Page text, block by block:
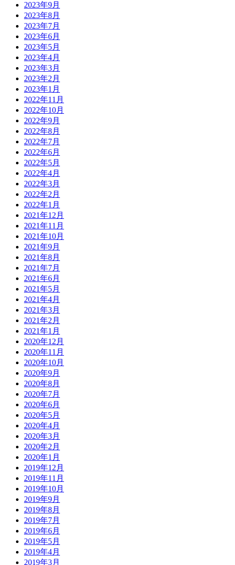
2023年9月
2023年8月
2023年7月
2023年6月
2023年5月
2023年4月
2023年3月
2023年2月
2023年1月
2022年11月
2022年10月
2022年9月
2022年8月
2022年7月
2022年6月
2022年5月
2022年4月
2022年3月
2022年2月
2022年1月
2021年12月
2021年11月
2021年10月
2021年9月
2021年8月
2021年7月
2021年6月
2021年5月
2021年4月
2021年3月
2021年2月
2021年1月
2020年12月
2020年11月
2020年10月
2020年9月
2020年8月
2020年7月
2020年6月
2020年5月
2020年4月
2020年3月
2020年2月
2020年1月
2019年12月
2019年11月
2019年10月
2019年9月
2019年8月
2019年7月
2019年6月
2019年5月
2019年4月
2019年3月